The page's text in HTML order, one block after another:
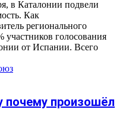
в Каталонии подвели
Как
регионального
участников голосования
от Испании. Всего
почему произошёл